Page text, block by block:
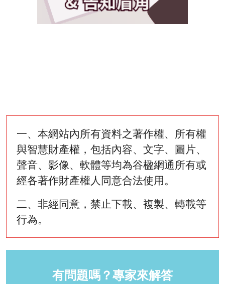
一、本網站內所有資料之著作權、所有權
與智慧財產權，包括內容、文字、圖片、
聲音、影像、軟體等均為谷楹網通所有或
經各著作財產權人同意合法使用。
二、非經同意，禁止下載、複製、轉載等
行為。
有問題嗎？專家來解答